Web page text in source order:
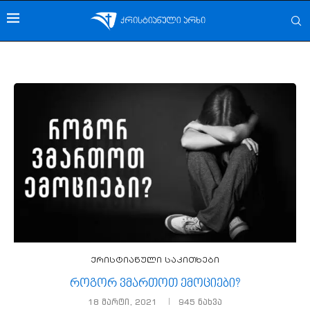
ქრისტიანული საკითხები
როგორ ვმართოთ ემოციები?
18 მარტი, 2021 945 ნახვა